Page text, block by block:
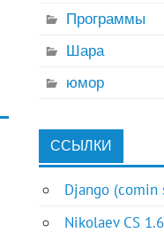
Программы
Шара
юмор
ССЫЛКИ
Django (comin
Nikolaev CS 1.6